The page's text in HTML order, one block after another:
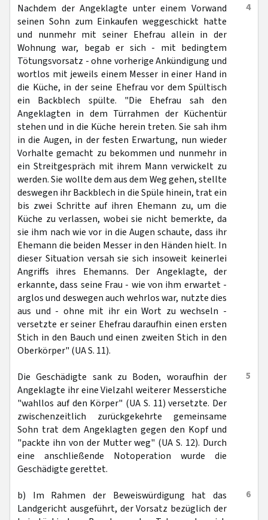
4
Nachdem der Angeklagte unter einem Vorwand
seinen Sohn zum Einkaufen weggeschickt hatte
und nunmehr mit seiner Ehefrau allein in der
Wohnung war, begab er sich - mit bedingtem
Tötungsvorsatz - ohne vorherige Ankündigung und
wortlos mit jeweils einem Messer in einer Hand in
die Küche, in der seine Ehefrau vor dem Spültisch
ein Backblech spülte. "Die Ehefrau sah den
Angeklagten in dem Türrahmen der Küchentür
stehen und in die Küche herein treten. Sie sah ihm
in die Augen, in der festen Erwartung, nun wieder
Vorhalte gemacht zu bekommen und nunmehr in
ein Streitgespräch mit ihrem Mann verwickelt zu
werden. Sie wollte dem aus dem Weg gehen, stellte
deswegen ihr Backblech in die Spüle hinein, trat ein
bis zwei Schritte auf ihren Ehemann zu, um die
Küche zu verlassen, wobei sie nicht bemerkte, da
sie ihm nach wie vor in die Augen schaute, dass ihr
Ehemann die beiden Messer in den Händen hielt. In
dieser Situation versah sie sich insoweit keinerlei
Angriffs ihres Ehemanns. Der Angeklagte, der
erkannte, dass seine Frau - wie von ihm erwartet -
arglos und deswegen auch wehrlos war, nutzte dies
aus und - ohne mit ihr ein Wort zu wechseln -
versetzte er seiner Ehefrau daraufhin einen ersten
Stich in den Bauch und einen zweiten Stich in den
Oberkörper" (UA S. 11).
5
Die Geschädigte sank zu Boden, woraufhin der
Angeklagte ihr eine Vielzahl weiterer Messerstiche
"wahllos auf den Körper" (UA S. 11) versetzte. Der
zwischenzeitlich zurückgekehrte gemeinsame
Sohn trat dem Angeklagten gegen den Kopf und
"packte ihn von der Mutter weg" (UA S. 12). Durch
eine anschließende Notoperation wurde die
Geschädigte gerettet.
6
b) Im Rahmen der Beweiswürdigung hat das
Landgericht ausgeführt, der Vorsatz bezüglich der